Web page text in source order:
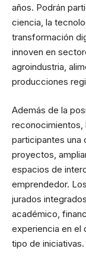
años. Podrán
ciencia, la
transformación
innoven en
agroindustria,
producciones
Además de la
reconocimientos,
participantes una
proyectos,
espacios de
emprendedor.
jurados
académico,
experiencia en el
tipo de iniciativas.